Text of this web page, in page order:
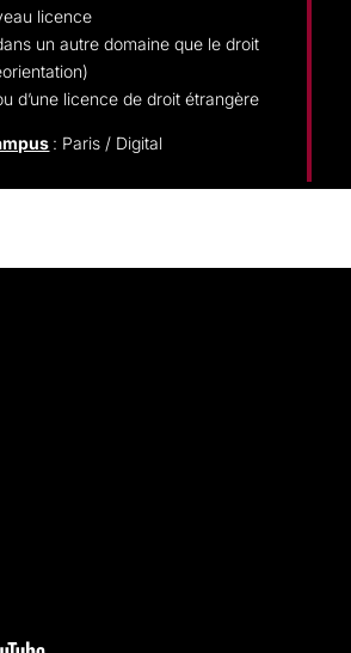
licence
un autre domaine que le droit
d’une licence de droit étrangère
: Paris / Digital